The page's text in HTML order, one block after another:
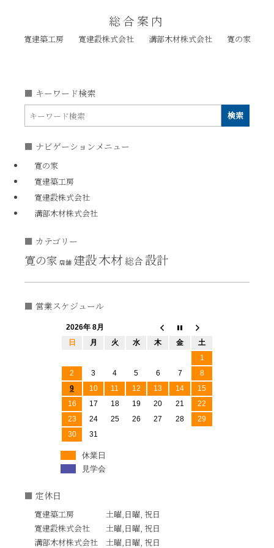
総合案内
寛建築工房 寛建設株式会社 溝部木材株式会社 寛の家
キーワード検索
ナビゲーションメニュー
寛の家
寛建築工房
寛建設株式会社
溝部木材株式会社
カテゴリー
寛の家 店舗 建設木材総合設計
営業スケジュール
2026年 8月
日
月 火 水 木 金
土
1
2
3 4 5 6 7
8
9
10 11 12 13 14
15
16
17 18 19 20 21
22
23
24 25 26 27 28
29
30
31
休業日
見学会
定休日
寛建築工房 土曜,日曜, 祝日
寛建設株式会社 土曜,日曜, 祝日
溝部木材株式会社 土曜,日曜, 祝日